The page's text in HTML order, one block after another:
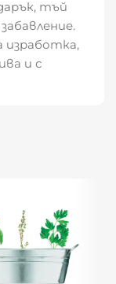
тъй
изработка,
и с
и